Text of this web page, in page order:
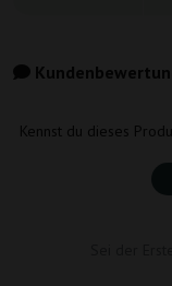
Kennst du dieses